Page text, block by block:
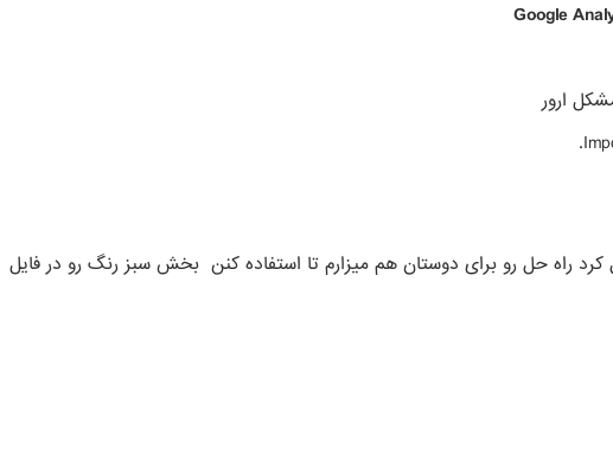
Google
ارور
کرد راه حل رو برای دوستان هم میزارم تا استفاده کنن بخش سبز رنگ رو در فایل